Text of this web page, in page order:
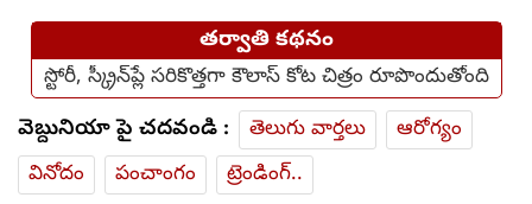
తర్వాతి కథనం
స్టోరీ, స్క్రీన్‌ప్లే సరికొత్తగా కౌలాస్ కోట చిత్రం రూపొందుతోంది
వెబ్దునియా పై చదవండి : తెలుగు వార్తలు
ఆరోగ్యం
వినోదం
పంచాంగం ట్రెండింగ్..